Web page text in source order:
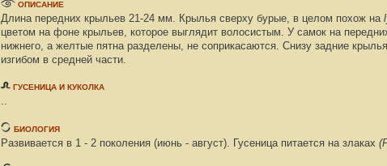
ОПИСАНИЕ
Длина передних крыльев 21-24 мм. Крылья сверху бурые, в целом похож на
цветом на фоне крыльев, которое выглядит волосистым. У самок на
нижнего, а желтые пятна разделены, не соприкасаются. Снизу задние
изгибом в средней части.
ГУСЕНИЦА И КУКОЛКА
БИОЛОГИЯ
Развивается в 1 - 2 поколения (июнь - август). Гусеница питается на злаках